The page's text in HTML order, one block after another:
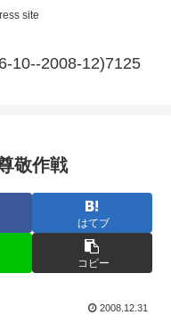
site
10--2008-12)7125
敬作戦
はてブ
コピー
2008.12.31